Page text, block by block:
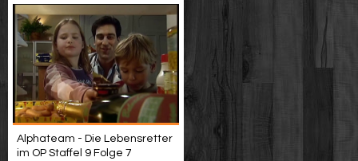
Alphateam - Die Lebensretter
im OP Staffel 9 Folge 7